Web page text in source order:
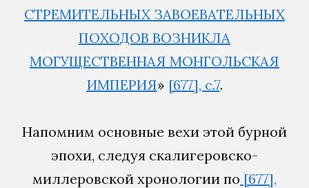
СТРЕМИТЕЛЬНЫХ ЗАВОЕВАТЕЛЬНЫХ
ПОХОДОВ ВОЗНИКЛА
МОГУЩЕСТВЕННАЯ МОНГОЛЬСКАЯ
ИМПЕРИЯ» [677], с.7.
Напомним основные вехи этой бурной
эпохи, следуя скалигеровско-
миллеровской хронологии по [677],